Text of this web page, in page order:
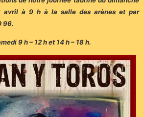
avril à 9 h à la salle des arènes et par
96.
9 h – 12 h et 14 h – 18 h.